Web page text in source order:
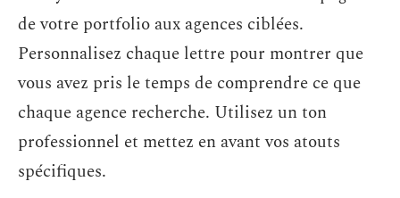
de votre portfolio aux agences ciblées.
Personnalisez chaque lettre pour montrer que
vous avez pris le temps de comprendre ce que
chaque agence recherche. Utilisez un ton
professionnel et mettez en avant vos atouts
spécifiques.